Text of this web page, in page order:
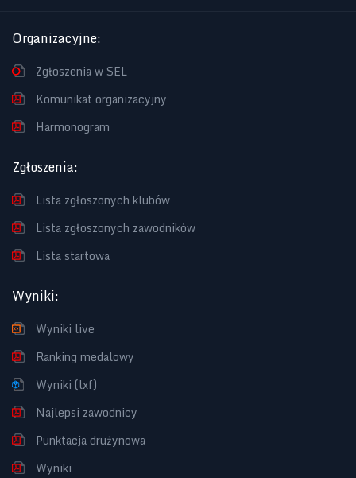
Organizacyjne:
Zgłoszenia w SEL
Komunikat organizacyjny
Harmonogram
Zgłoszenia:
Lista zgłoszonych klubów
Lista zgłoszonych zawodników
Lista startowa
Wyniki:
Wyniki live
Ranking medalowy
Wyniki (lxf)
Najlepsi zawodnicy
Punktacja drużynowa
Wyniki